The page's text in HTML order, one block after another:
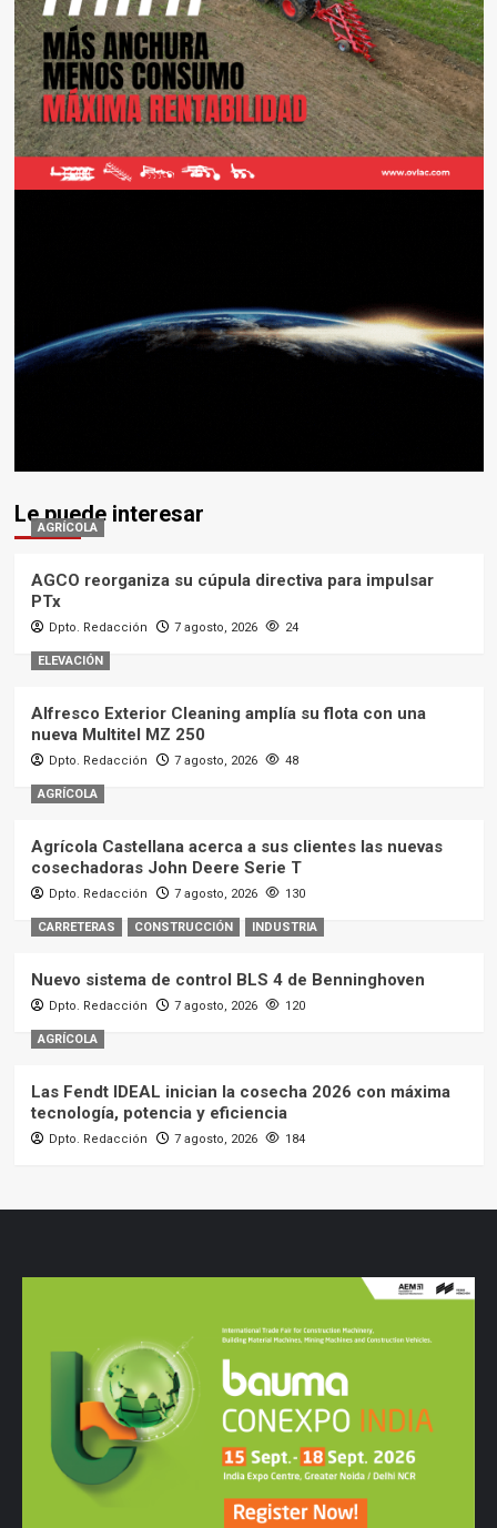
Le puede interesar
AGRÍCOLA
AGCO reorganiza su cúpula directiva para impulsar
PTx
Dpto. Redacción 7 agosto, 2026 24
ELEVACIÓN
Alfresco Exterior Cleaning amplía su flota con una
nueva Multitel MZ 250
Dpto. Redacción 7 agosto, 2026 48
AGRÍCOLA
Agrícola Castellana acerca a sus clientes las nuevas
cosechadoras John Deere Serie T
Dpto. Redacción 7 agosto, 2026 130
CARRETERAS CONSTRUCCIÓN INDUSTRIA
Nuevo sistema de control BLS 4 de Benninghoven
Dpto. Redacción 7 agosto, 2026 120
AGRÍCOLA
Las Fendt IDEAL inician la cosecha 2026 con máxima
tecnología, potencia y eficiencia
Dpto. Redacción 7 agosto, 2026 184